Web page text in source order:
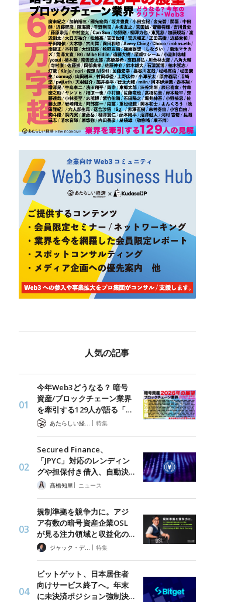
人気の記事
今年Web3どうなる？ 暗号
資産/ブロックチェーン業界
を牽引する129人が語る「…
| 特集
Secured Finance、
「JPYC」対応のレンディン
グや担保付き借入、自動決…
髙橋知里 | ニュース
規制準拠を競争力に。アジ
ア有数の暗号資産企業OSL
が見る注力領域と収益化の…
ジャック・デロン（Jack Derong） | 特集
ビットゲット、日本居住者
向けサービス終了へ。年末
に未決済ポジション強制決…